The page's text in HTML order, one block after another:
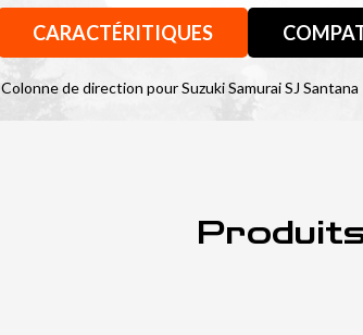
CARACTÉRITIQUES
Colonne de direction pour Suzuki Samurai SJ Santana